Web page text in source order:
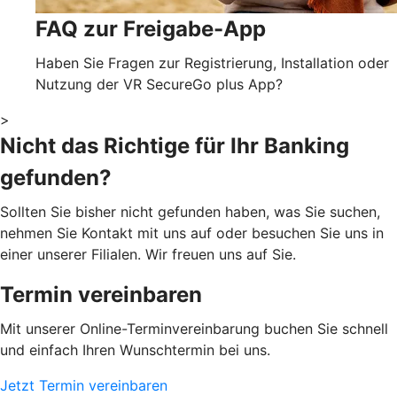
FAQ zur Freigabe-App
Haben Sie Fragen zur Registrierung, Installation oder
Nutzung der VR SecureGo plus App?
>
Nicht das Richtige für Ihr Banking
gefunden?
Sollten Sie bisher nicht gefunden haben, was Sie suchen,
nehmen Sie Kontakt mit uns auf oder besuchen Sie uns in
einer unserer Filialen. Wir freuen uns auf Sie.
Termin vereinbaren
Mit unserer Online-Terminvereinbarung buchen Sie schnell
und einfach Ihren Wunschtermin bei uns.
Jetzt Termin vereinbaren